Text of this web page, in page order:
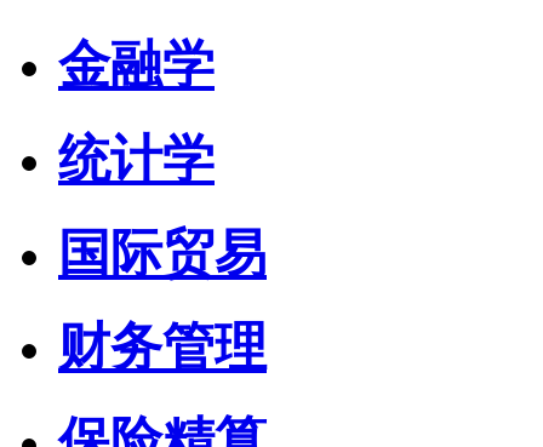
金融学
统计学
国际贸易
财务管理